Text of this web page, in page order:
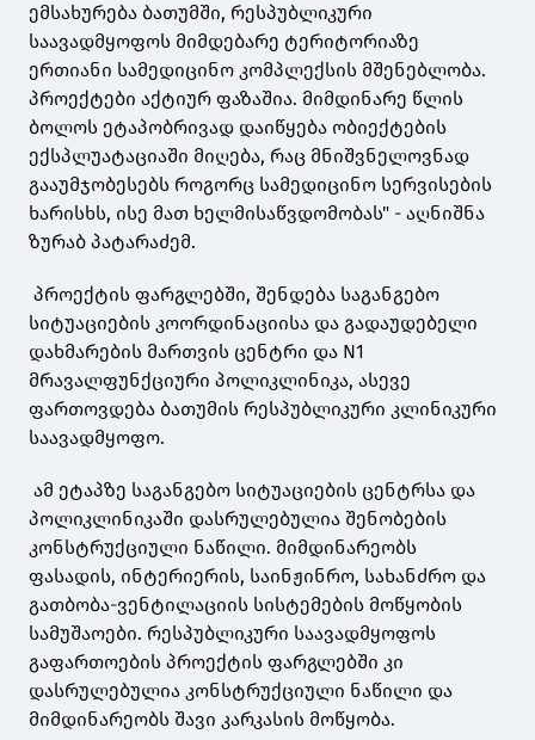
ემსახურება ბათუმში, რესპუბლიკური
საავადმყოფოს მიმდებარე ტერიტორიაზე
ერთიანი სამედიცინო კომპლექსის მშენებლობა.
პროექტები აქტიურ ფაზაშია. მიმდინარე წლის
ბოლოს ეტაპობრივად დაიწყება ობიექტების
ექსპლუატაციაში მიღება, რაც მნიშვნელოვნად
გააუმჯობესებს როგორც სამედიცინო სერვისების
ხარისხს, ისე მათ ხელმისაწვდომობას" - აღნიშნა
ზურაბ პატარაძემ.
პროექტის ფარგლებში, შენდება საგანგებო
სიტუაციების კოორდინაციისა და გადაუდებელი
დახმარების მართვის ცენტრი და N1
მრავალფუნქციური პოლიკლინიკა, ასევე
ფართოვდება ბათუმის რესპუბლიკური კლინიკური
საავადმყოფო.
ამ ეტაპზე საგანგებო სიტუაციების ცენტრსა და
პოლიკლინიკაში დასრულებულია შენობების
კონსტრუქციული ნაწილი. მიმდინარეობს
ფასადის, ინტერიერის, საინჟინრო, სახანძრო და
გათბობა-ვენტილაციის სისტემების მოწყობის
სამუშაოები. რესპუბლიკური საავადმყოფოს
გაფართოების პროექტის ფარგლებში კი
დასრულებულია კონსტრუქციული ნაწილი და
მიმდინარეობს შავი კარკასის მოწყობა.